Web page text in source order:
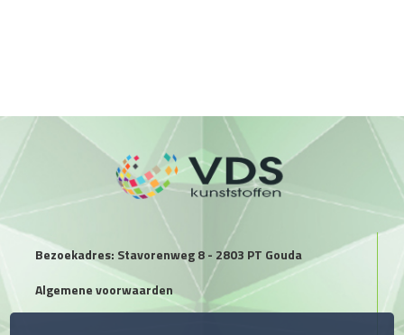
Bezoekadres: Stavorenweg 8 - 2803 PT Gouda
Algemene voorwaarden